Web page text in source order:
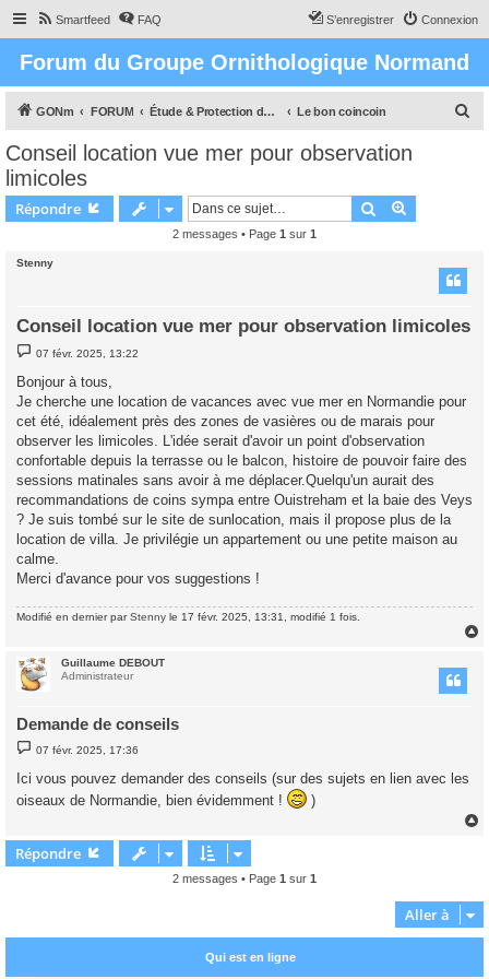
Smartfeed FAQ Connexion
S’enregistrer
Forum du Groupe Ornithologique Normand
GONm FORUM Étude & Protection des Oiseaux et de leurs milieux en Normandie Le bon coincoin
Conseil location vue mer pour observation
limicoles
Répondre Rechercher
2 messages • Page 1 sur 1
Stenny
Conseil location vue mer pour observation limicoles
M
e
s
a
e
07 févr. 2025, 13:22
Bonjour à tous,
Je cherche une location de vacances avec vue mer en Normandie pour
cet été, idéalement près des zones de vasières ou de marais pour
observer les limicoles. L'idée serait d'avoir un point d'observation
confortable depuis la terrasse ou le balcon, histoire de pouvoir faire des
sessions matinales sans avoir à me déplacer.Quelqu'un aurait des
recommandations de coins sympa entre Ouistreham et la baie des Veys
? Je suis tombé sur le site de sunlocation, mais il propose plus de la
location de villa. Je privilégie un appartement ou une petite maison au
calme.
Merci d'avance pour vos suggestions !
Modifié en dernier parStenny le 17 févr. 2025, 13:31, modifié 1 fois.
Guillaume DEBOUT
Administrateur
Demande de conseils
M
e
s
a
07 févr. 2025, 17:36
Ici vous pouvez demander des conseils (sur des sujets en lien avec les
oiseaux de Normandie, bien évidemment !
)
Répondre
2 messages • Page 1 sur 1
Aller à
Qui est en ligne